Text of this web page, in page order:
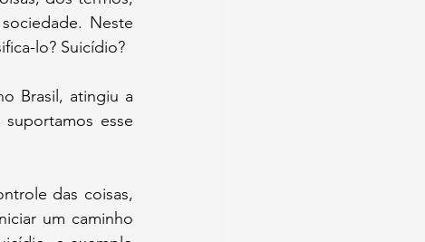
Neste
lo? Suicídio?
Brasil, atingiu a
esse
das coisas,
um caminho